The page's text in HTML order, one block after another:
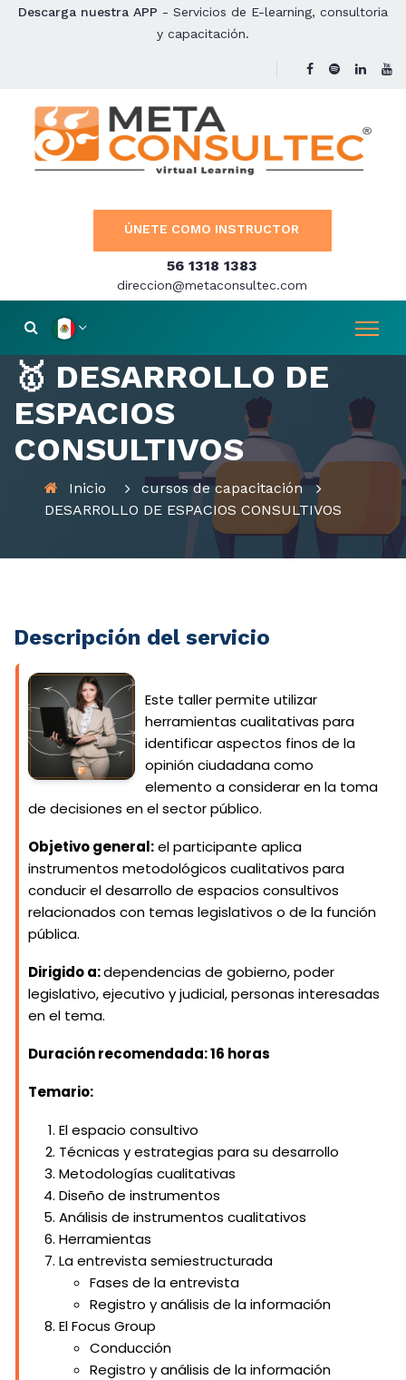
Descarga nuestra APP - Servicios de E-learning, consultoria
y capacitación.
ÚNETE COMO INSTRUCTOR
56 1318 1383
direccion@metaconsultec.com
🥇 DESARROLLO DE
ESPACIOS
CONSULTIVOS
Inicio
cursos de capacitación
DESARROLLO DE ESPACIOS CONSULTIVOS
Descripción del servicio
Este taller permite utilizar
herramientas cualitativas para
identificar aspectos finos de la
opinión ciudadana como
elemento a considerar en la toma
de decisiones en el sector público.
Objetivo general:el participante aplica
instrumentos metodológicos cualitativos para
conducir el desarrollo de espacios consultivos
relacionados con temas legislativos o de la función
pública.
Dirigido a:dependencias de gobierno, poder
legislativo, ejecutivo y judicial, personas interesadas
en el tema.
Duración recomendada:16 horas
Temario:
El espacio consultivo
Técnicas y estrategias para su desarrollo
Metodologías cualitativas
Diseño de instrumentos
Análisis de instrumentos cualitativos
Herramientas
La entrevista semiestructurada
Fases de la entrevista
Registro y análisis de la información
El Focus Group
Conducción
Registro y análisis de la información